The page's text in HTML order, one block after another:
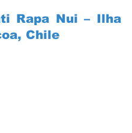
Rapa Nui – Ilha
Chile